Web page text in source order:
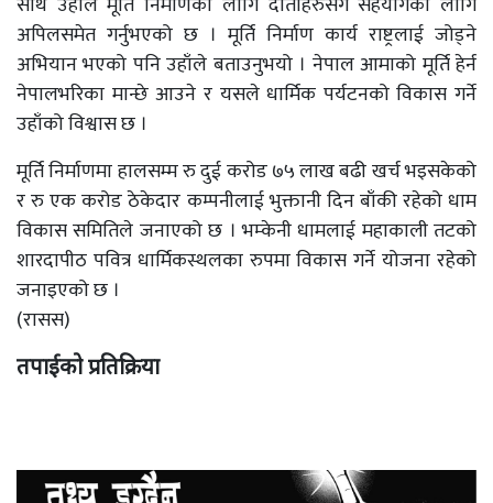
अपिलसमेत गर्नुभएको छ । मूर्ति निर्माण कार्य राष्ट्रलाई जोड्ने
अभियान भएको पनि उहाँले बताउनुभयो । नेपाल आमाको मूर्ति हेर्न
नेपालभरिका मान्छे आउने र यसले धार्मिक पर्यटनको विकास गर्ने
उहाँको विश्वास छ ।
मूर्ति निर्माणमा हालसम्म रु दुई करोड ७५ लाख बढी खर्च भइसकेको
र रु एक करोड ठेकेदार कम्पनीलाई भुक्तानी दिन बाँकी रहेको धाम
विकास समितिले जनाएको छ । भम्केनी धामलाई महाकाली तटको
शारदापीठ पवित्र धार्मिकस्थलका रुपमा विकास गर्ने योजना रहेको
जनाइएको छ ।
(रासस)
तपाईको प्रतिक्रिया